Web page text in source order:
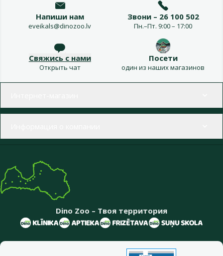
Напиши нам
eveikals@dinozoo.lv
Звони – 26 100 502
Пн.–Пт. 9:00 – 17:00
Свяжись с нами
Открыть чат
Посети
один из наших магазинов
Dino Zoo – Твоя территория